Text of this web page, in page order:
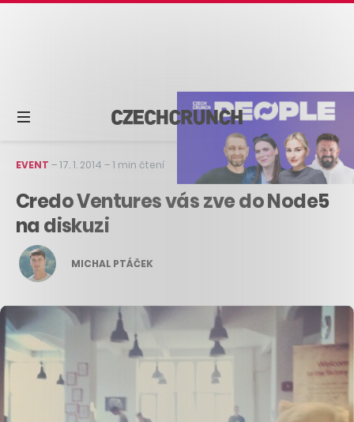
EVENT –17. 1. 2014 –1 min čtení
Credo Ventures vás zve do Node5
na diskuzi
MICHAL PTÁČEK